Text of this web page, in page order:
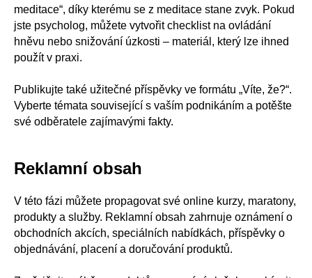
meditace“, díky kterému se z meditace stane zvyk. Pokud
jste psycholog, můžete vytvořit checklist na ovládání
hněvu nebo snižování úzkosti – materiál, který lze ihned
použít v praxi.
Publikujte také užitečné příspěvky ve formátu „Víte, že?“.
Vyberte témata související s vaším podnikáním a potěšte
své odběratele zajímavými fakty.
Reklamní obsah
V této fázi můžete propagovat své online kurzy, maratony,
produkty a služby. Reklamní obsah zahrnuje oznámení o
obchodních akcích, speciálních nabídkách, příspěvky o
objednávání, placení a doručování produktů.